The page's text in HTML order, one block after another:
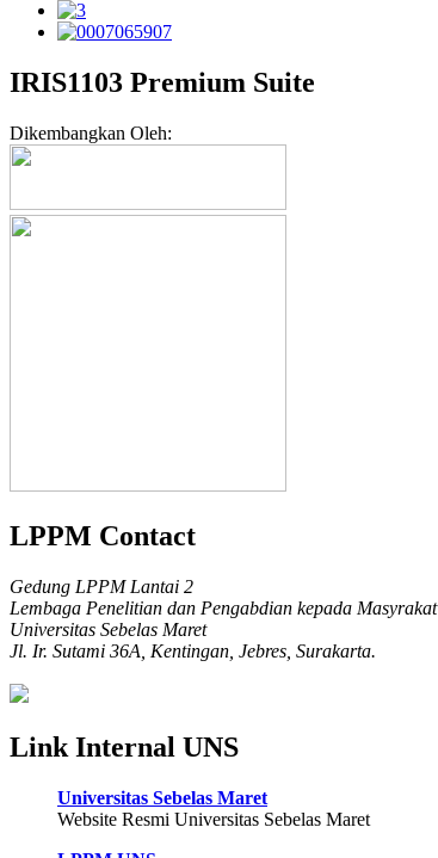
IRIS1103 Premium Suite
Dikembangkan Oleh:
LPPM Contact
Gedung LPPM Lantai 2
Lembaga Penelitian dan Pengabdian kepada Masyrakat
Universitas Sebelas Maret
Jl. Ir. Sutami 36A, Kentingan, Jebres, Surakarta.
Link Internal UNS
Universitas Sebelas Maret
Website Resmi Universitas Sebelas Maret